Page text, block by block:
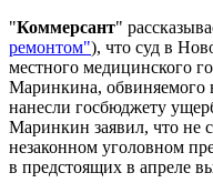
"Коммерсант"
ремонтом"), что суд в
местного медицинского
Маринкина, обвиняемого
нанесли госбюджету
Маринкин заявил, что не
незаконном уголовном
в предстоящих в апреле